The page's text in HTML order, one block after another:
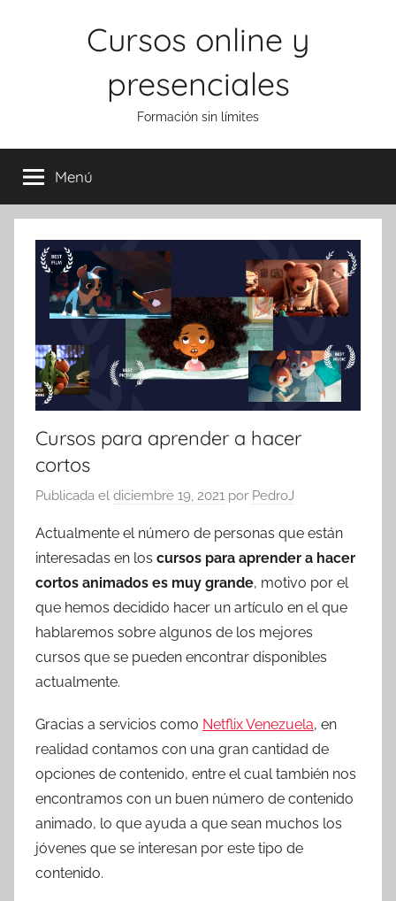
Cursos online y
presenciales
Formación sin límites
Menú
Cursos para aprender a hacer
cortos
Publicada el diciembre 19, 2021 por PedroJ
Actualmente el número de personas que están
interesadas en los cursos para aprender a hacer
cortos animados es muy grande, motivo por el
que hemos decidido hacer un artículo en el que
hablaremos sobre algunos de los mejores
cursos que se pueden encontrar disponibles
actualmente.
Gracias a servicios como Netflix Venezuela, en
realidad contamos con una gran cantidad de
opciones de contenido, entre el cual también nos
encontramos con un buen número de contenido
animado, lo que ayuda a que sean muchos los
jóvenes que se interesan por este tipo de
contenido.